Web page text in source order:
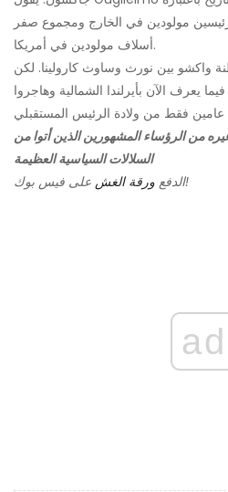
مولودين في الخارج ومجموع صفر
أسلاف مولودين في أمريكا.
بين نورث وساوث كارولينا. لكن
يعرف الآن بأيرلندا الشمالية وهاجروا
من الرؤساء المشهورين الذين أتوا من
السلالات السياسية العظيمة
الدفع ورقة الغش على فيس بوك!
ad